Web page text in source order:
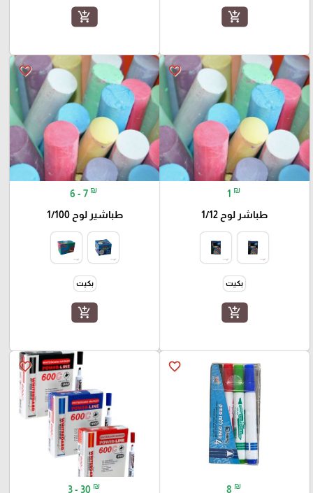
add_shopping_cart
add_shopping_cart
favorite_border
1 ₪
طباشر لوح 1/12
بكيت
add_shopping_cart
favorite_border
6 - 7 ₪
طباشير لوح 1/100
بكيت
add_shopping_cart
favorite_border
8 ₪
favorite_border
3 - 30 ₪